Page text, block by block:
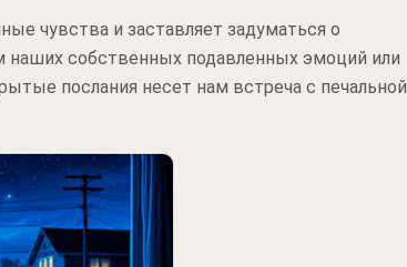
чувства и заставляет задуматься о
наших собственных подавленных эмоций или
послания несет нам встреча с печальной